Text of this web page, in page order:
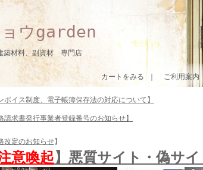
ウgarden
築材料、副資材 専門店
カートをみる ご利用案内
ボイス制度、電子帳簿保存法の対応について】
請求書発行事業者登録番号のお知らせ】
改定のお知らせ】
意喚起】悪質サイト・偽サ